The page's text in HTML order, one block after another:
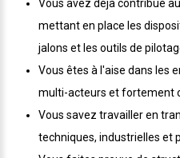
Vous avez déjà contribué
mettant en place les
jalons et les outils de
Vous êtes à l'aise dans les
multi-acteurs et fortement
Vous savez travailler en
techniques, industrielles et